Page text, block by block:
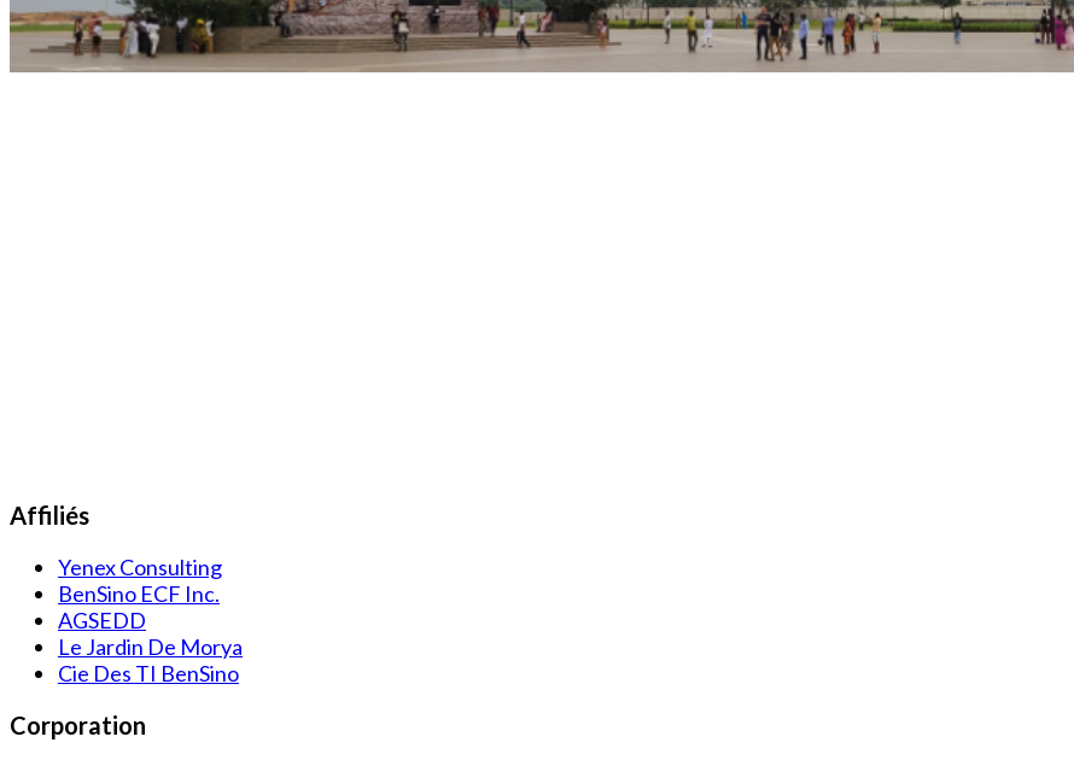
Affiliés
Yenex Consulting
BenSino ECF Inc.
AGSEDD
Le Jardin De Morya
Cie Des TI BenSino
Corporation